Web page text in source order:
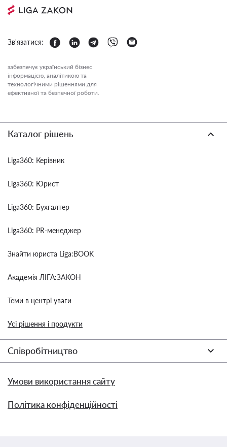
Зв'язатися:
забезпечує український бізнес
інформацією, аналітикою та
технологічними рішеннями для
ефективної та безпечної роботи.
Каталог рішень
Liga360: Керівник
Liga360: Юрист
Liga360: Бухгалтер
Liga360: PR-менеджер
Знайти юриста Liga:BOOK
Академія ЛІГА:ЗАКОН
Теми в центрі уваги
Усі рішення і продукти
Співробітництво
Умови використання сайту
Політика конфіденційності